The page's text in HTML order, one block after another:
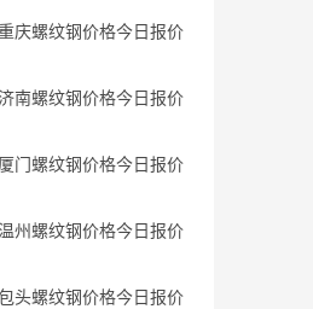
庆螺纹钢价格今日报价
南螺纹钢价格今日报价
门螺纹钢价格今日报价
州螺纹钢价格今日报价
头螺纹钢价格今日报价